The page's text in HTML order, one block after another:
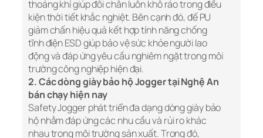
thoáng khí giúp đôi chân luôn khô ráo trong điều
kiện thời tiết khắc nghiệt. Bên cạnh đó, đế PU
giảm chấn hiệu quả kết hợp tính năng chống
tĩnh điện ESD giúp bảo vệ sức khỏe người lao
động và đáp ứng yêu cầu nghiêm ngặt trong môi
trường công nghiệp hiện đại.
2. Các dòng giày bảo hộ Jogger tại Nghệ An
bán chạy hiện nay
Safety Jogger phát triển đa dạng dòng giày bảo
hộ nhằm đáp ứng các nhu cầu và rủi ro khác
nhau trong môi trường sản xuất. Trong đó,